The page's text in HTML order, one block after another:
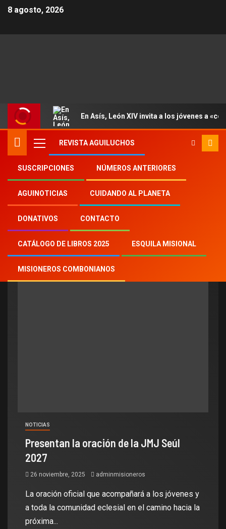
8 agosto, 2026
En Asís, León XIV invita a los jóvenes a
REVISTA AGUILUCHOS
SUSCRIPCIONES NÚMEROS ANTERIORES
AGUINOTICIAS CUIDANDO AL PLANETA
DONATIVOS CONTACTO
CATÁLOGO DE LIBROS 2025 ESQUILA MISIONAL
MISIONEROS COMBONIANOS
Inicio 2025 26
Día:26 noviembre, 2025
NOTICIAS
Presentan la oración de la JMJ Seúl
2027
26 noviembre, 2025 adminmisioneros
La oración oficial que acompañará a los jóvenes y
a toda la comunidad eclesial en el camino hacia la
próxima...